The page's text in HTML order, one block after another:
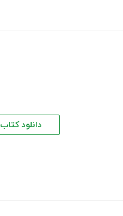
دانلود کتاب